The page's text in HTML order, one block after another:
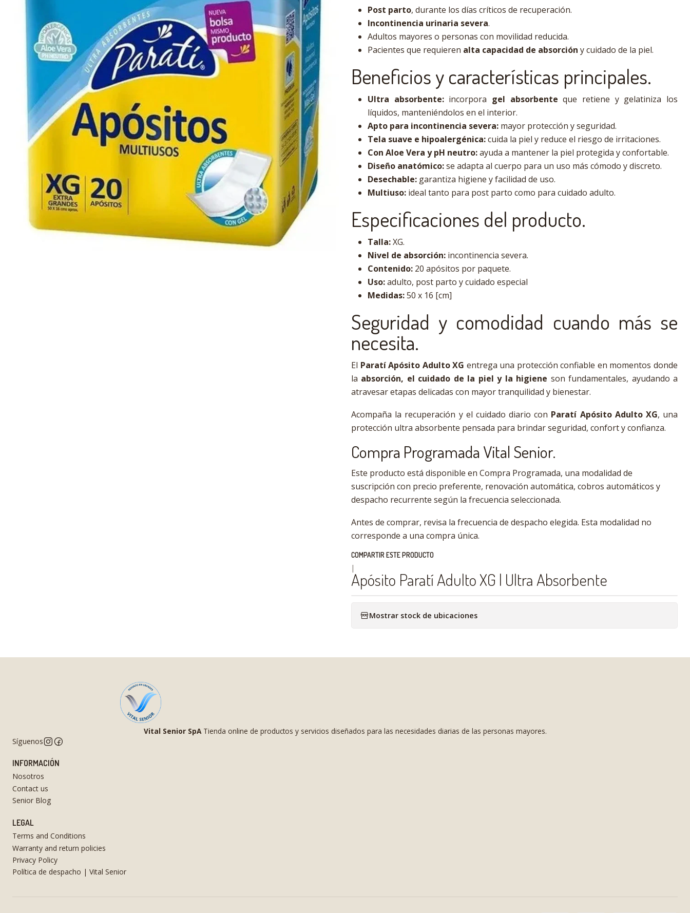
Post parto, durante los días críticos de recuperación.
Incontinencia urinaria severa.
Adultos mayores o personas con movilidad reducida.
Pacientes que requieren alta capacidad de absorción y cuidado de la piel.
Beneficios y características principales.
Ultra absorbente:incorpora gel absorbente que retiene y gelatiniza los
líquidos, manteniéndolos en el interior.
Apto para incontinencia severa: mayor protección y seguridad.
Tela suave e hipoalergénica:cuida la piel y reduce el riesgo de irritaciones.
Con Aloe Vera y pH neutro:ayuda a mantener la piel protegida y confortable.
Diseño anatómico:se adapta al cuerpo para un uso más cómodo y discreto.
Desechable: garantiza higiene y facilidad de uso.
Multiuso: ideal tanto para post parto como para cuidado adulto.
Especificaciones del producto.
Talla:XG.
Nivel de absorción: incontinencia severa.
Contenido: 20 apósitos por paquete.
Uso:adulto, post parto y cuidado especial
Medidas:50 x 16 [cm]
Seguridad y comodidad cuando más se
necesita.
El Paratí Apósito Adulto XG entrega una protección confiable en momentos donde
la absorción, el cuidado de la piel y la higiene son fundamentales, ayudando a
atravesar etapas delicadas con mayor tranquilidad y bienestar.
Acompaña la recuperación y el cuidado diario con Paratí Apósito Adulto XG, una
protección ultra absorbente pensada para brindar seguridad, confort y confianza.
Compra Programada Vital Senior.
Este producto está disponible en Compra Programada, una modalidad de
suscripción con precio preferente, renovación automática, cobros automáticos y
despacho recurrente según la frecuencia seleccionada.
Antes de comprar, revisa la frecuencia de despacho elegida. Esta modalidad no
corresponde a una compra única.
COMPARTIR ESTE PRODUCTO
|
Apósito Paratí Adulto XG | Ultra Absorbente
Mostrar stock de ubicaciones
Vital Senior SpATienda online de productos y servicios diseñados para las necesidades diarias de las personas mayores.
Síguenos
INFORMACIÓN
Nosotros
Contact us
Senior Blog
LEGAL
Terms and Conditions
Warranty and return policies
Privacy Policy
Política de despacho | Vital Senior